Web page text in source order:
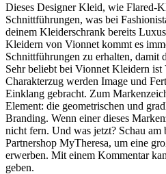
Dieses Designer Kleid, wie Flared-
Schnittführungen, was bei
deinem Kleiderschrank bereits
Kleidern von Vionnet kommt es
Schnittführungen zu erhalten, damit
Sehr beliebt bei Vionnet Kleidern ist
Charakterzug werden Image und
Einklang gebracht. Zum
Element: die geometrischen und
Branding. Wenn einer dieses
nicht fern. Und was jetzt? Schau am
Partnershop MyTheresa, um eine
erwerben. Mit einem Kommentar
geben.